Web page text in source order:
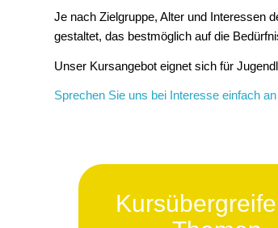
Je nach Zielgruppe, Alter und Interessen
gestaltet, das bestmöglich auf die
Unser Kursangebot eignet sich für
Sprechen Sie uns bei Interesse einfach an